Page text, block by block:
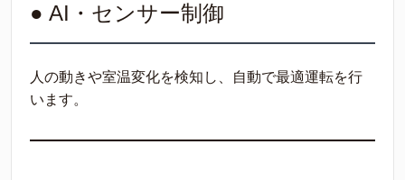
● AI・センサー制御
人の動きや室温変化を検知し、自動で最適運転を行
います。